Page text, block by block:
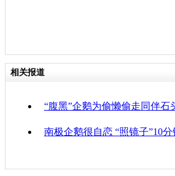
相关报道
“腹黑”企鹅为偷懒偷走同伴石
南极企鹅很自恋 “照镜子”10分